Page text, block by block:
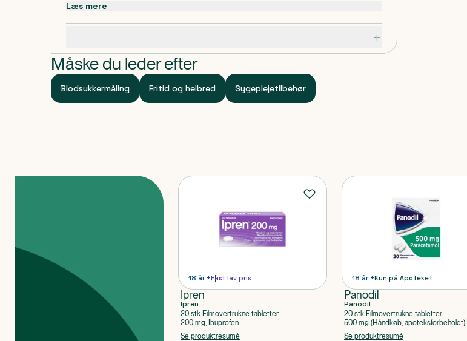
Læs mere
Måske du leder efter
Blodsukkermåling Fritid og helbred Sygeplejetilbehør
18 år +Fast lav pris
Ipren
Ipren
20 stk Filmovertrukne tabletter
200 mg, Ibuprofen
Se produktresumé
18 år +Kun på Apoteket
Panodil
Panodil
20 stk Filmovertrukne tabletter
500 mg (Håndkøb, apoteksforbeholdt),
Paracetamol
Se produktresumé